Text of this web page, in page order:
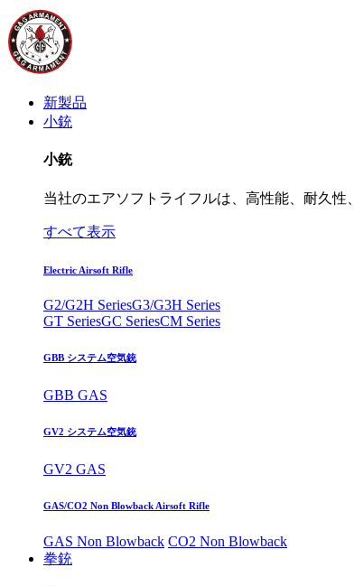
新製品
小銃
小銃
当社のエアソフトライフルは、高性能、耐久
すべて表示
Electric Airsoft Rifle
G2/G2H SeriesG3/G3H Series
GT SeriesGC SeriesCM Series
GBB システム空気銃
GBB GAS
GV2 システム空気銃
GV2 GAS
GAS/CO2 Non Blowback Airsoft Rifle
GAS Non Blowback CO2 Non Blowback
拳銃